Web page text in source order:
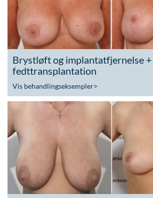
Brystløft og implantatfjernelse +
fedttransplantation
Vis behandlingseksempler>